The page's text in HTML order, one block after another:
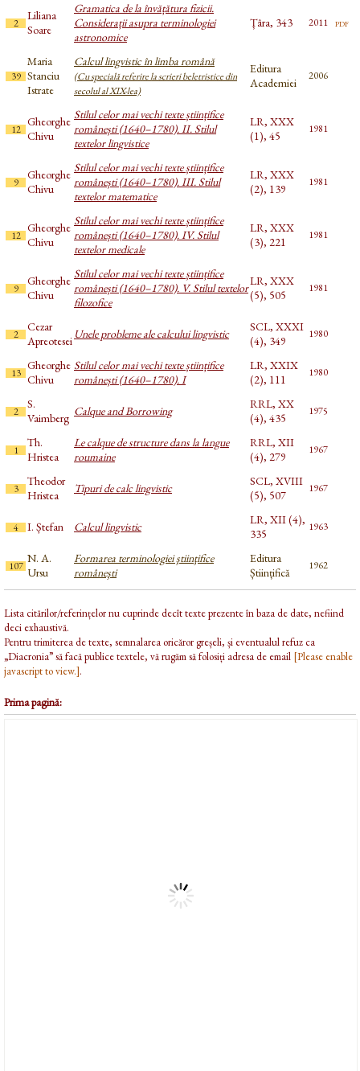
2
Liliana
Soare
Gramatica de la învățătura fizicii.
Considerații asupra terminologiei
astronomice
Țâra, 343 2011 pdf
39
Maria
Stanciu
Istrate
Calcul lingvistic în limba română
(Cu specială referire la scrieri beletristice din
secolul al XIX-lea)
Editura
Academiei
2006
12
Gheorghe
Chivu
Stilul celor mai vechi texte științifice
românești (1640–1780). II. Stilul
textelor lingvistice
LR, XXX
(1), 45
1981
9
Gheorghe
Chivu
Stilul celor mai vechi texte științifice
românești (1640–1780). III. Stilul
textelor matematice
LR, XXX
(2), 139
1981
12
Gheorghe
Chivu
Stilul celor mai vechi texte științifice
românești (1640–1780). IV. Stilul
textelor medicale
LR, XXX
(3), 221
1981
9
Gheorghe
Chivu
Stilul celor mai vechi texte științifice
românești (1640–1780). V. Stilul textelor
filozofice
LR, XXX
(5), 505
1981
2
Cezar
Apreotesei Unele probleme ale calcului lingvistic
SCL, XXXI
(4), 349
1980
13
Gheorghe
Chivu
Stilul celor mai vechi texte științifice
românești (1640–1780). I
LR, XXIX
(2), 111
1980
2
S.
Vaimberg Calque and Borrowing
RRL, XX
(4), 435
1975
1
Th.
Hristea
Le calque de structure dans la langue
roumaine
RRL, XII
(4), 279
1967
3
Theodor
Hristea
Tipuri de calc lingvistic
SCL, XVIII
(5), 507
1967
4 I. Ștefan Calcul lingvistic
LR, XII (4),
335
1963
107
N. A.
Ursu
Formarea terminologiei ştiinţifice
româneşti
Editura
Științifică
1962
Lista citărilor/referințelor nu cuprinde decît texte prezente în baza de date, nefiind
deci exhaustivă.
Pentru trimiterea de texte, semnalarea oricăror greșeli, și eventualul refuz ca
„Diacronia” să facă publice textele, vă rugăm să folosiți adresa de email [Please enable
javascript to view.].
Prima pagină: